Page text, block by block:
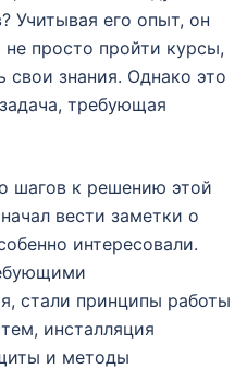
Учитывая его опыт, он
просто пройти курсы,
свои знания. Однако это
требующая
шагов к решению этой
вести заметки о
интересовали.
стали принципы работы
инсталляция
и методы